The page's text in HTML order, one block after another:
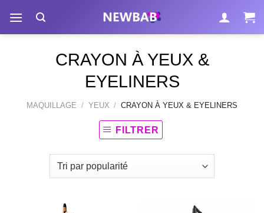
contenu
CRAYON À YEUX &
EYELINERS
MAQUILLAGE / YEUX / CRAYON À YEUX & EYELINERS
FILTRER